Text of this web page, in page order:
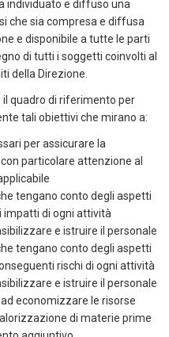
individuato e diffuso una
che sia compresa e diffusa
e disponibile a tutte le parti
di tutti i soggetti coinvolti al
della Direzione.
il quadro di riferimento per
tali obiettivi che mirano a:
per assicurare la
particolare attenzione al
tengano conto degli aspetti
impatti di ogni attività
e istruire il personale
tengano conto degli aspetti
rischi di ogni attività
e istruire il personale
economizzare le risorse
di materie prime